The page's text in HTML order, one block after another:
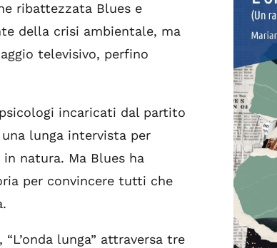
ribattezzata Blues e
della crisi ambientale, ma
televisivo, perfino
incaricati dal partito
lunga intervista per
natura. Ma Blues ha
per convincere tutti che
lunga” attraversa tre